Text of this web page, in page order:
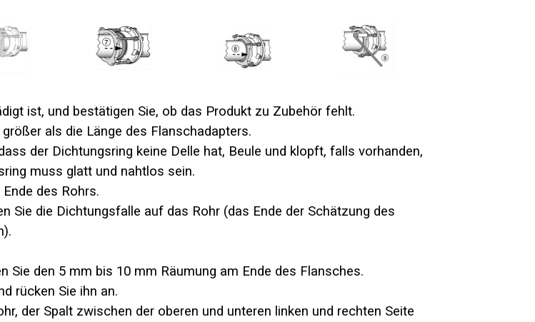
ist, und bestätigen Sie, ob das Produkt zu Zubehör fehlt.
als die Länge des Flanschadapters.
der Dichtungsring keine Delle hat, Beule und klopft, falls vorhanden,
muss glatt und nahtlos sein.
des Rohrs.
Sie die Dichtungsfalle auf das Rohr (das Ende der Schätzung des
den 5 mm bis 10 mm Räumung am Ende des Flansches.
rücken Sie ihn an.
der Spalt zwischen der oberen und unteren linken und rechten Seite